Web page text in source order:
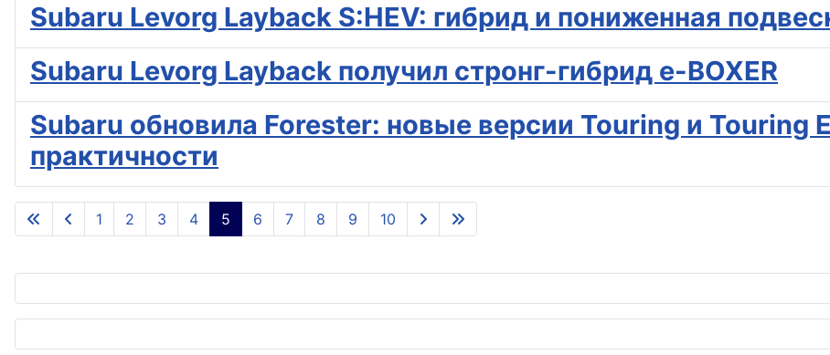
Subaru Levorg Layback S:HEV: гибрид и пониженная
Subaru Levorg Layback получил стронг-гибрид e-BOXER
Subaru обновила Forester: новые версии Touring и Touring
практичности
1 2 3 4 5 6 7 8 9 10